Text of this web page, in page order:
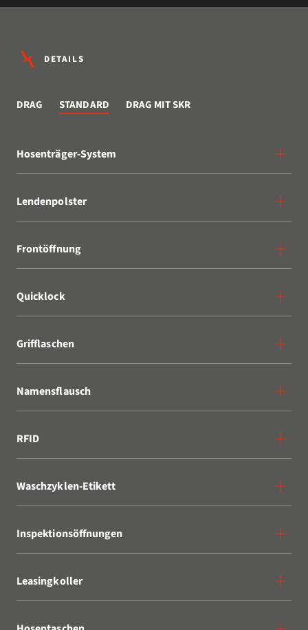
DETAILS
DRAG STANDARD DRAG MIT SKR
Hosenträger-System
Lendenpolster
Frontöffnung
Quicklock
Grifflaschen
Namensflausch
RFID
Waschzyklen-Etikett
Inspektionsöffnungen
Leasingkoller